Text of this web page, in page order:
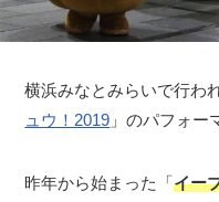
横浜みなとみらいで行わ
ュウ！2019 」のパフォー
昨年から始まった「イー